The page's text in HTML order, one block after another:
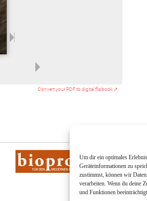
Um dir ein optimales
Geräteinformationen zu
zustimmst, können wir
verarbeiten. Wenn du deine
und Funktionen
Convert your PDF to digital flipbook ↗